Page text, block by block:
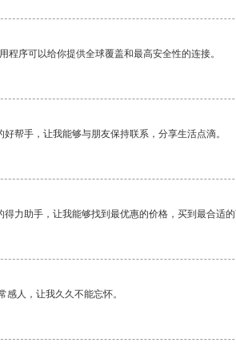
程序可以给你提供全球覆盖和最高安全性的连接。
帮手，让我能够与朋友保持联系，分享生活点滴。
得力助手，让我能够找到最优惠的价格，买到最合适
感人，让我久久不能忘怀。